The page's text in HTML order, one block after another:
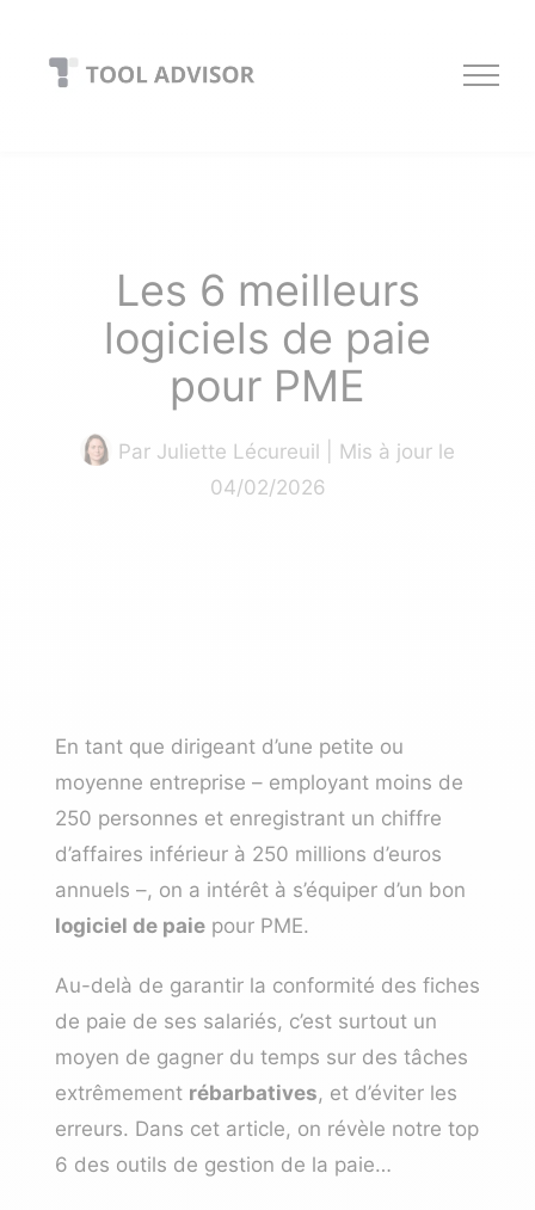
content
Les 6 meilleurs
logiciels de paie
pour PME
Par Juliette Lécureuil | Mis à jour le
04/02/2026
En tant que dirigeant d’une petite ou
moyenne entreprise – employant moins de
250 personnes et enregistrant un chiffre
d’affaires inférieur à 250 millions d’euros
annuels –, on a intérêt à s’équiper d’un bon
logiciel de paie pour PME.
Au-delà de garantir la conformité des fiches
de paie de ses salariés, c’est surtout un
moyen de gagner du temps sur des tâches
extrêmement rébarbatives, et d’éviter les
erreurs. Dans cet article, on révèle notre top
6 des outils de gestion de la paie…